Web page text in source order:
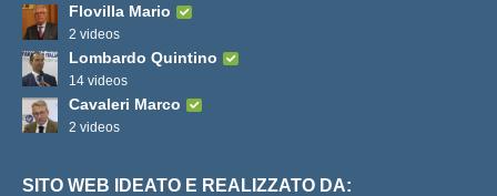
Flovilla Mario
2 videos
Lombardo Quintino
14 videos
Cavaleri Marco
2 videos
SITO WEB IDEATO E REALIZZATO DA: